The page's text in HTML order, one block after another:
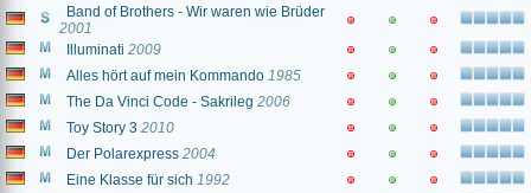
Band of Brothers - Wir waren wie Brüder
2001
Illuminati 2009
Alles hört auf mein Kommando 1985
The Da Vinci Code - Sakrileg 2006
Toy Story 3 2010
Der Polarexpress 2004
Eine Klasse für sich 1992